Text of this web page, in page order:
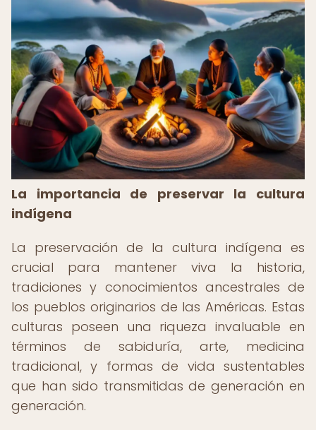
La importancia de preservar la cultura
indígena
La preservación de la cultura indígena es
crucial para mantener viva la historia,
tradiciones y conocimientos ancestrales de
los pueblos originarios de las Américas. Estas
culturas poseen una riqueza invaluable en
términos de sabiduría, arte, medicina
tradicional, y formas de vida sustentables
que han sido transmitidas de generación en
generación.